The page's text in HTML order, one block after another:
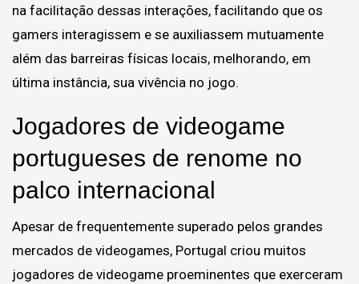
na facilitação dessas interações, facilitando que os
gamers interagissem e se auxiliassem mutuamente
além das barreiras físicas locais, melhorando, em
última instância, sua vivência no jogo.
Jogadores de videogame
portugueses de renome no
palco internacional
Apesar de frequentemente superado pelos grandes
mercados de videogames, Portugal criou muitos
jogadores de videogame proeminentes que exerceram